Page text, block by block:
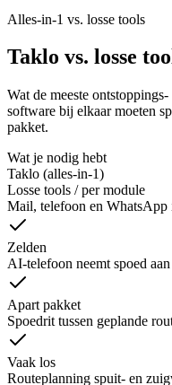
Alles-in-1 vs. losse tools
Taklo vs. losse
Wat de meeste
software bij elkaar moeten
pakket.
Wat je nodig hebt
Taklo (alles-in-1)
Losse tools / per module
Mail, telefoon en WhatsApp
Zelden
AI-telefoon neemt spoed
Apart pakket
Spoedrit tussen geplande
Vaak los
Routeplanning spuit- en